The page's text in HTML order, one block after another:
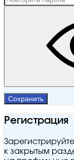
Сохранить
Регистрация
к закрытым